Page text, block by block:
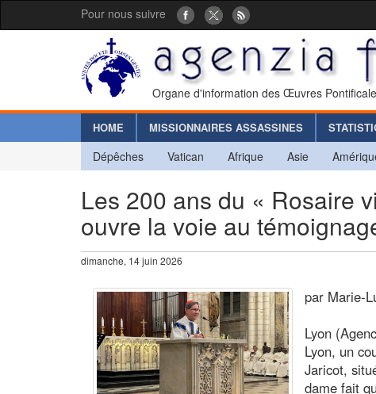
Pour nous suivre
Organe d'information des Œuvres
HOME MISSIONNAIRES ASSASSINES
Dépêches Vatican Afrique Asie
Les 200 ans du « Rosaire
ouvre la voie au
dimanche, 14 juin 2026
par Marie-
Lyon
Lyon, un
Jaricot,
dame fait